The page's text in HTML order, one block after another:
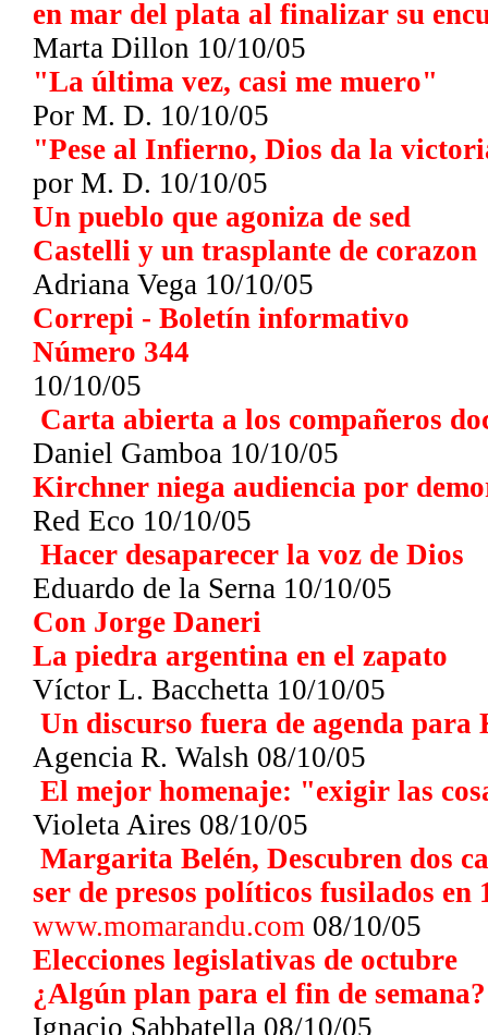
en mar del plata al finalizar su
Marta Dillon 10/10/05
"La última vez, casi me muero"
Por M. D. 10/10/05
"Pese al Infierno, Dios da la
por M. D. 10/10/05
Un pueblo que agoniza de sed
Castelli y un trasplante de corazon
Adriana Vega 10/10/05
Correpi - Boletín informativo
Número 344
10/10/05
Carta abierta a los compañeros
Daniel Gamboa 10/10/05
Kirchner niega audiencia por
Red Eco 10/10/05
Hacer desaparecer la voz de Dios
Eduardo de la Serna 10/10/05
Con Jorge Daneri
La piedra argentina en el zapato
Víctor L. Bacchetta 10/10/05
Un discurso fuera de agenda para
Agencia R. Walsh 08/10/05
El mejor homenaje: "exigir las
Violeta Aires 08/10/05
Margarita Belén, Descubren dos
ser de presos políticos fusilados en
www.momarandu.com 08/10/05
Elecciones legislativas de octubre
¿Algún plan para el fin de semana?
Ignacio Sabbatella 08/10/05